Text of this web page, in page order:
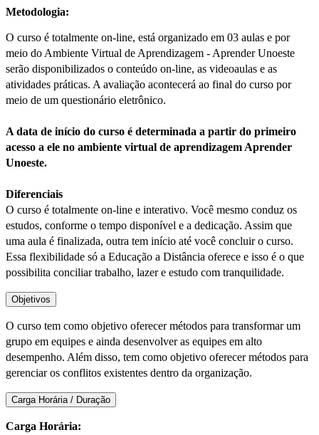
Metodologia:
O curso é totalmente on-line, está organizado em 03 aulas e por
meio do Ambiente Virtual de Aprendizagem - Aprender Unoeste
serão disponibilizados o conteúdo on-line, as videoaulas e as
atividades práticas. A avaliação acontecerá ao final do curso por
meio de um questionário eletrônico.
A data de início do curso é determinada a partir do primeiro
acesso a ele no ambiente virtual de aprendizagem Aprender
Unoeste.
Diferenciais
O curso é totalmente on-line e interativo. Você mesmo conduz os
estudos, conforme o tempo disponível e a dedicação. Assim que
uma aula é finalizada, outra tem início até você concluir o curso.
Essa flexibilidade só a Educação a Distância oferece e isso é o que
possibilita conciliar trabalho, lazer e estudo com tranquilidade.
Objetivos
O curso tem como objetivo oferecer métodos para transformar um
grupo em equipes e ainda desenvolver as equipes em alto
desempenho. Além disso, tem como objetivo oferecer métodos para
gerenciar os conflitos existentes dentro da organização.
Carga Horária / Duração
Carga Horária: